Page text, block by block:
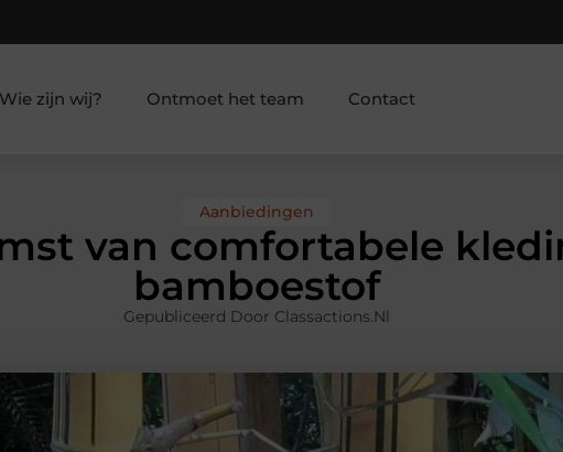
Wie zijn wij? Ontmoet het team Contact
Aanbiedingen
van comfortabele
bamboestof
Gepubliceerd Door Classactions.nl